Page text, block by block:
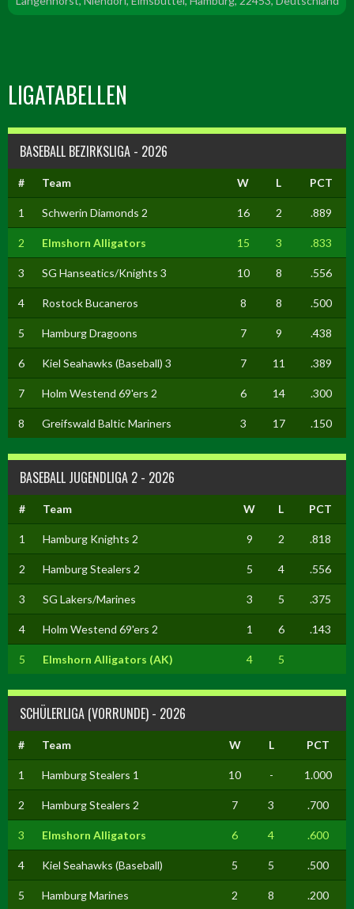
LIGATABELLEN
BASEBALL BEZIRKSLIGA - 2026
# Team W L PCT
1 Schwerin Diamonds 2 16 2 .889
2 Elmshorn Alligators 15 3 .833
3 SG Hanseatics/Knights 3 10 8 .556
4 Rostock Bucaneros 8 8 .500
5 Hamburg Dragoons 7 9 .438
6 Kiel Seahawks (Baseball) 3 7 11 .389
7 Holm Westend 69'ers 2 6 14 .300
8 Greifswald Baltic Mariners 3 17 .150
BASEBALL JUGENDLIGA 2 - 2026
# Team W L PCT
1 Hamburg Knights 2 9 2 .818
2 Hamburg Stealers 2 5 4 .556
3 SG Lakers/Marines 3 5 .375
4 Holm Westend 69'ers 2 1 6 .143
5 Elmshorn Alligators (AK) 4 5
SCHÜLERLIGA (VORRUNDE) - 2026
# Team W L PCT
1 Hamburg Stealers 1 10 - 1.000
2 Hamburg Stealers 2 7 3 .700
3 Elmshorn Alligators 6 4 .600
4 Kiel Seahawks (Baseball) 5 5 .500
5 Hamburg Marines 2 8 .200